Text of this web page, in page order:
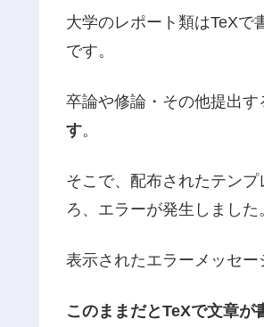
大学のレポート類はTeXで
です。
卒論や修論・その他提出す
す。
そこで、配布されたテン
ろ、エラーが発生しました
表示されたエラーメッセー
このままだとTeXで文章が